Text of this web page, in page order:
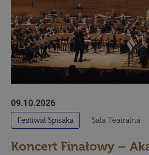
09.10.2026
Festiwal Spisaka Sala Teatralna
Koncert Finałowy –